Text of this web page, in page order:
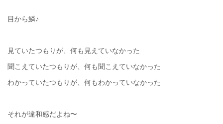
目から鱗♪
見ていたつもりが、何も見えていなかった
聞こえていたつもりが、何も聞こえていなかった
わかっていたつもりが、何もわかっていなかった
それが違和感だよね〜